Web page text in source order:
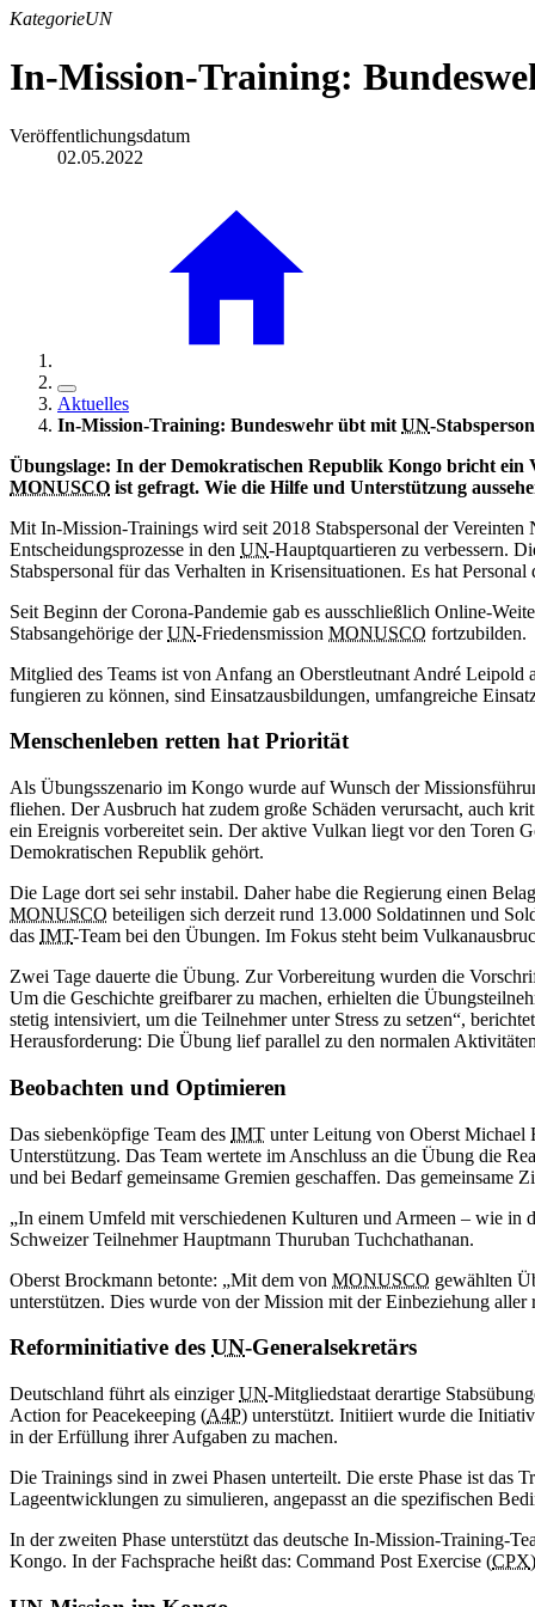
KategorieUN
In-Mission-Training:
Veröffentlichungsdatum
02.05.2022
Aktuelles
In-Mission-Training: Bundeswehr übt mit UN-
Übungslage: In der Demokratischen Republik Kongo bricht ein
MONUSCO ist gefragt. Wie die Hilfe und Unterstützung
Mit In-Mission-Trainings wird seit 2018 Stabspersonal der
Entscheidungsprozesse in den UN-Hauptquartieren zu verbessern.
Stabspersonal für das Verhalten in Krisensituationen. Es hat
Seit Beginn der Corona-Pandemie gab es ausschließlich Online-
Stabsangehörige derUN-Friedensmission MONUSCO fortzubilden.
Mitglied des Teams ist von Anfang an Oberstleutnant André Leipold
fungieren zu können, sind Einsatzausbildungen, umfangreiche
Menschenleben retten hat Priorität
Als Übungsszenario im Kongo wurde auf Wunsch der
fliehen. Der Ausbruch hat zudem große Schäden verursacht, auch
ein Ereignis vorbereitet sein. Der aktive Vulkan liegt vor den Toren
Demokratischen Republik gehört.
Die Lage dort sei sehr instabil. Daher habe die Regierung einen
MONUSCO beteiligen sich derzeit rund 13.000 Soldatinnen und
das IMT-Team bei den Übungen. Im Fokus steht beim
Zwei Tage dauerte die Übung. Zur Vorbereitung wurden die
Um die Geschichte greifbarer zu machen, erhielten die
stetig intensiviert, um die Teilnehmer unter Stress zu setzen“,
Herausforderung: Die Übung lief parallel zu den normalen
Beobachten und Optimieren
Das siebenköpfige Team des IMT unter Leitung von Oberst Michael
Unterstützung. Das Team wertete im Anschluss an die Übung die
und bei Bedarf gemeinsame Gremien geschaffen. Das gemeinsame
„In einem Umfeld mit verschiedenen Kulturen und Armeen – wie in
Schweizer Teilnehmer Hauptmann Thuruban Tuchchathanan.
Oberst Brockmann betonte: „Mit dem von MONUSCO gewählten
unterstützen. Dies wurde von der Mission mit der Einbeziehung
Reforminitiative des UN-Generalsekretärs
Deutschland führt als einzigerUN-Mitgliedstaat derartige
Action forPeacekeeping (A4P) unterstützt. Initiiert wurde die
in der Erfüllung ihrer Aufgaben zu machen.
Die Trainings sind in zwei Phasen unterteilt. Die erste Phase ist das
Lageentwicklungen zu simulieren, angepasst an die spezifischen
In der zweiten Phase unterstützt das deutsche In-Mission-Training-
Kongo. In der Fachsprache heißt das: Command Post Exercise (CPX